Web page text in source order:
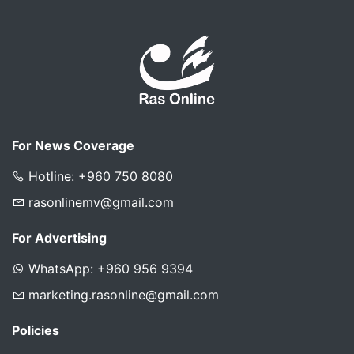
For News Coverage
Hotline: +960 750 8080
rasonlinemv@gmail.com
For Advertising
WhatsApp: +960 956 9394
marketing.rasonline@gmail.com
Policies